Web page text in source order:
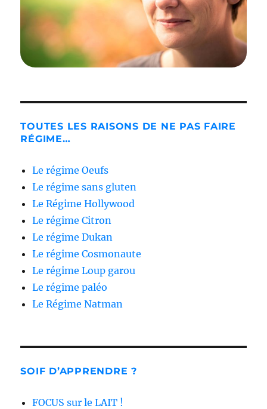
TOUTES LES RAISONS DE NE PAS FAIRE
RÉGIME…
Le régime Oeufs
Le régime sans gluten
Le Régime Hollywood
Le régime Citron
Le régime Dukan
Le régime Cosmonaute
Le régime Loup garou
Le régime paléo
Le Régime Natman
SOIF D’APPRENDRE ?
FOCUS sur le LAIT !